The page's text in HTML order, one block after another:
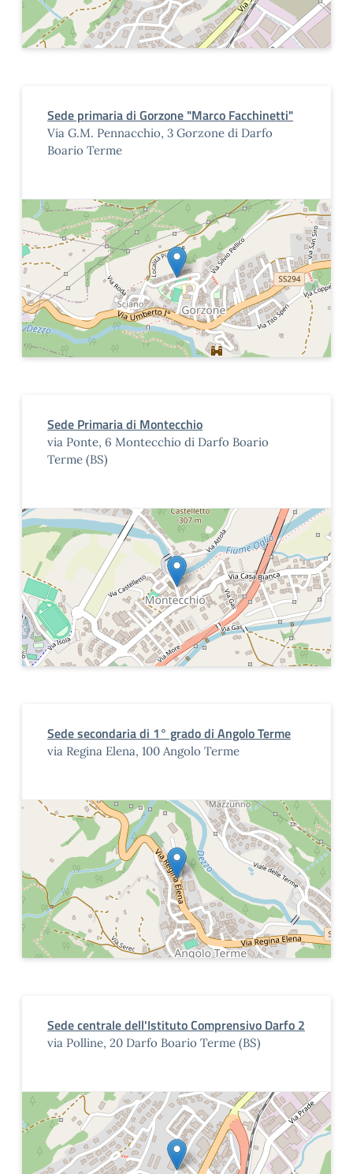
Sede primaria di Gorzone "Marco Facchinetti"
Via G.M. Pennacchio, 3 Gorzone di Darfo
Boario Terme
Sede Primaria di Montecchio
via Ponte, 6 Montecchio di Darfo Boario
Terme (BS)
Sede secondaria di 1° grado di Angolo Terme
via Regina Elena, 100 Angolo Terme
Sede centrale dell'Istituto Comprensivo Darfo 2
via Polline, 20 Darfo Boario Terme (BS)